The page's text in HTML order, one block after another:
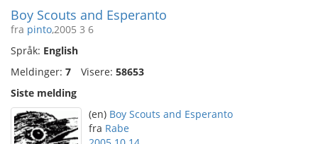
Boy Scouts and Esperanto
fra pinto,2005 3 6
Språk: English
Meldinger: 7 Visere: 58653
Siste melding
(en) Boy Scouts and Esperanto
fra Rabe